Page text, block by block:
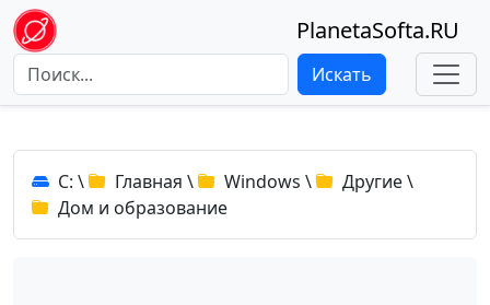
PlanetaSofta.RU
Искать
C: \ Главная \ Windows \ Другие\
Дом и образование